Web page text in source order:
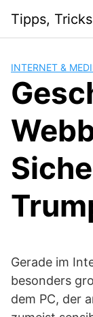
content
Tipps,
INTERNET &
Gerade im
besonders
dem PC, der